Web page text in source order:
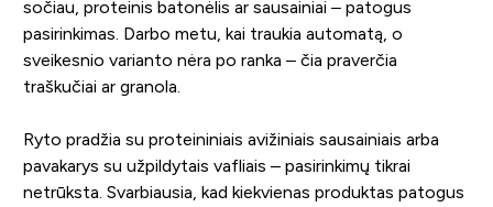
sočiau, proteinis batonėlis ar sausainiai – patogus
pasirinkimas. Darbo metu, kai traukia automatą, o
sveikesnio varianto nėra po ranka – čia praverčia
traškučiai ar granola.
Ryto pradžia su proteininiais avižiniais sausainiais arba
pavakarys su užpildytais vafliais – pasirinkimų tikrai
netrūksta. Svarbiausia, kad kiekvienas produktas patogus